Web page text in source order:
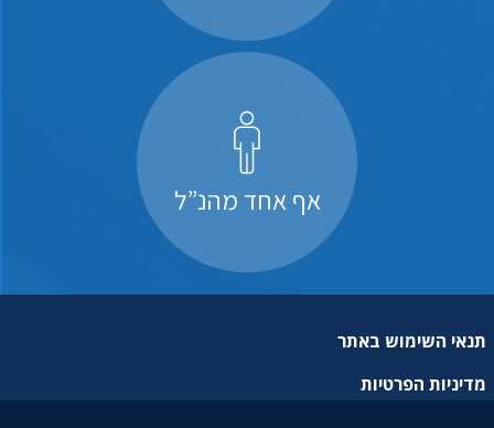
אף אחד מהנ”ל
תנאי השימוש באתר
מדיניות הפרטיות